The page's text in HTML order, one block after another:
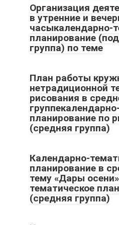
Организация
в утренние и
часыкалендарно-
планирование
группа) по теме
План работы
нетрадиционной
рисования в
планирование по
(средняя группа)
Календарно-
планирование в
тему «Дары
тематическое
(средняя группа)